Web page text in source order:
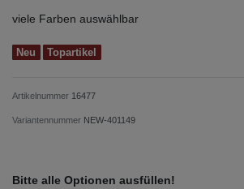
viele Farben auswählbar
Neu Topartikel
Artikelnummer 16477
Variantennummer NEW-401149
Bitte alle Optionen ausfüllen!